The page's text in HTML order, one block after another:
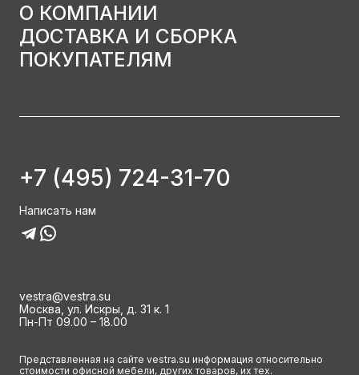
О КОМПАНИИ
ДОСТАВКА И СБОРКА
ПОКУПАТЕЛЯМ
+7 (495) 724-31-70
Написать нам
vestra@vestra.su
Москва, ул. Искры, д. 31 к. 1
Пн-Пт 09.00 – 18.00
Представленная на сайте vestra.su информация относительно
стоимости офисной мебели, других товаров, их тех.